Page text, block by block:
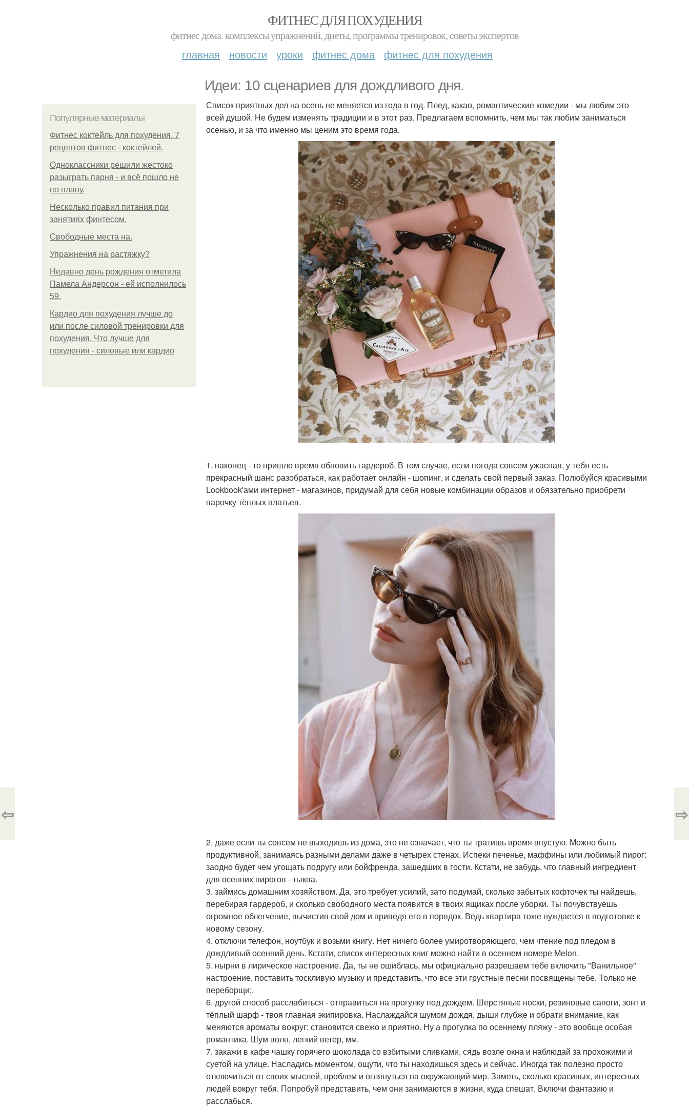
ФИТНЕС ДЛЯ ПОХУДЕНИЯ
фитнес дома. комплексы упражнений, диеты, программы тренировок, советы экспертов
главная новости уроки фитнес дома фитнес для похудения
Идеи: 10 сценариев для дождливого дня.
Популярные материалы
Фитнес коктейль для похудения. 7
рецептов фитнес - коктейлей.
Одноклассники решили жестоко
разыграть парня - и всё пошло не
по плану.
Несколько правил питания при
занятиях финтесом.
Свободные места на.
Упражнения на растяжку?
Недавно день рождения отметила
Памела Андерсон - ей исполнилось
59.
Кардио для похудения лучше до
или после силовой тренировки для
похудения. Что лучше для
похудения - силовые или кардио
Список приятных дел на осень не меняется из года в год. Плед, какао, романтические комедии - мы любим это
всей душой. Не будем изменять традиции и в этот раз. Предлагаем вспомнить, чем мы так любим заниматься
осенью, и за что именно мы ценим это время года.
1. наконец - то пришло время обновить гардероб. В том случае, если погода совсем ужасная, у тебя есть
прекрасный шанс разобраться, как работает онлайн - шопинг, и сделать свой первый заказ. Полюбуйся красивыми
Lookbook'ами интернет - магазинов, придумай для себя новые комбинации образов и обязательно приобрети
парочку тёплых платьев.
2. даже если ты совсем не выходишь из дома, это не означает, что ты тратишь время впустую. Можно быть
продуктивной, занимаясь разными делами даже в четырех стенах. Испеки печенье, маффины или любимый пирог:
заодно будет чем угощать подругу или бойфренда, зашедших в гости. Кстати, не забудь, что главный ингредиент
для осенних пирогов - тыква.
3. займись домашним хозяйством. Да, это требует усилий, зато подумай, сколько забытых кофточек ты найдешь,
перебирая гардероб, и сколько свободного места появится в твоих ящиках после уборки. Ты почувствуешь
огромное облегчение, вычистив свой дом и приведя его в порядок. Ведь квартира тоже нуждается в подготовке к
новому сезону.
4. отключи телефон, ноутбук и возьми книгу. Нет ничего более умиротворяющего, чем чтение под пледом в
дождливый осенний день. Кстати, список интересных книг можно найти в осеннем номере Melon.
5. нырни в лирическое настроение. Да, ты не ошиблась, мы официально разрешаем тебе включить "Ванильное"
настроение, поставить тоскливую музыку и представить, что все эти грустные песни посвящены тебе. Только не
переборщи;.
6. другой способ расслабиться - отправиться на прогулку под дождем. Шерстяные носки, резиновые сапоги, зонт и
тёплый шарф - твоя главная экипировка. Наслаждайся шумом дождя, дыши глубже и обрати внимание, как
меняются ароматы вокруг: становится свежо и приятно. Ну а прогулка по осеннему пляжу - это вообще особая
романтика. Шум волн, легкий ветер, мм.
7. закажи в кафе чашку горячего шоколада со взбитыми сливками, сядь возле окна и наблюдай за прохожими и
суетой на улице. Насладись моментом, ощути, что ты находишься здесь и сейчас. Иногда так полезно просто
отключиться от своих мыслей, проблем и оглянуться на окружающий мир. Заметь, сколько красивых, интересных
людей вокруг тебя. Попробуй представить, чем они занимаются в жизни, куда спешат. Включи фантазию и
расслабься.
⇦ ⇨